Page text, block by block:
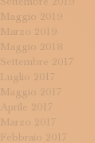
Maggio 2019
Marzo 2019
Maggio 2018
Settembre 2017
Luglio 2017
Maggio 2017
Aprile 2017
Marzo 2017
Febbraio 2017